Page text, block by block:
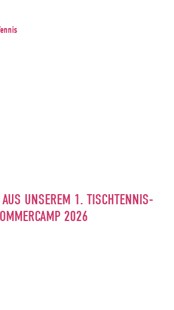
UNSEREM 1. TISCHTENNIS-
2026